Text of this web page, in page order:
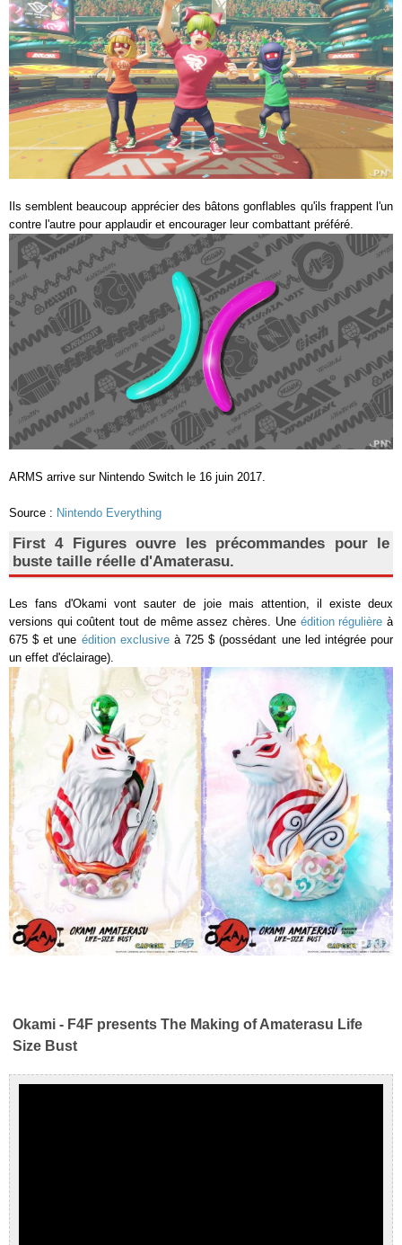
Ils semblent beaucoup apprécier des bâtons gonflables qu'ils frappent l'un
contre l'autre pour applaudir et encourager leur combattant préféré.
ARMS arrive sur Nintendo Switch le 16 juin 2017.
Source : Nintendo Everything
First 4 Figures ouvre les précommandes pour le
buste taille réelle d'Amaterasu.
Les fans d'Okami vont sauter de joie mais attention, il existe deux
versions qui coûtent tout de même assez chères. Une édition régulière à
675 $ et une édition exclusiveà 725 $ (possédant une led intégrée pour
un effet d'éclairage).
Okami - F4F presents The Making of Amaterasu Life
Size Bust